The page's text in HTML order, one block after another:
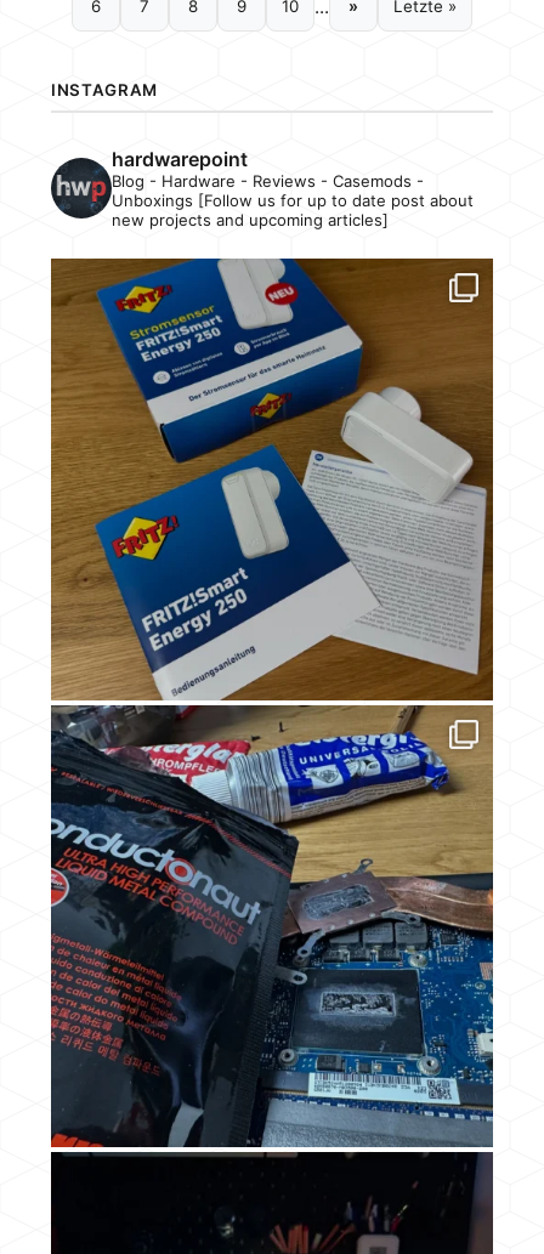
6 7 8 9 10 ... » Letzte »
INSTAGRAM
hardwarepoint
Blog - Hardware - Reviews - Casemods -
Unboxings [Follow us for up to date post about
new projects and upcoming articles]